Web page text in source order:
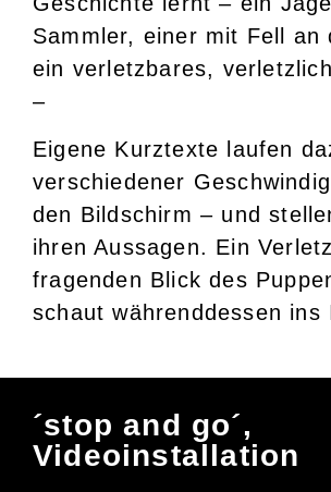
Sammler, einer mit Fell an
ein verletzbares,
–
Eigene Kurztexte laufen
verschiedener
den Bildschirm – und
ihren Aussagen. Ein
fragenden Blick des
schaut währenddessen ins
´stop and go´,
Videoinstallation